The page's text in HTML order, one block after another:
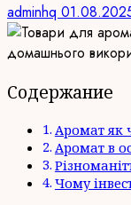
adminhq
Содержание
Аромат як
Аромат в
Чому